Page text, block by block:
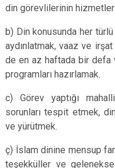
din görevlilerinin
b) Din konusunda her türlü
aydınlatmak, vaaz ve
de en az haftada bir
programları hazırlamak.
c) Görev yaptığı
sorunları tespit etmek,
ve yürütmek.
ç) İslam dinine mensup
teşekküller ve